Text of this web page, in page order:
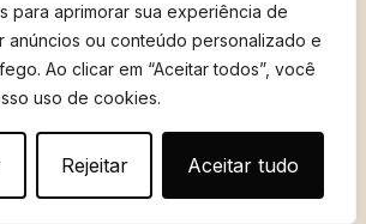
para aprimorar sua experiência de
anúncios ou conteúdo personalizado e
Ao clicar em “Aceitar todos”, você
uso de cookies.
Rejeitar Aceitar tudo